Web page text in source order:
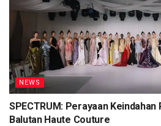
NEWS
SPECTRUM: Perayaan
Balutan Haute Couture